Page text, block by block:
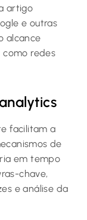
artigo
e outras
alcance
como redes
facilitam a
de
em tempo
chave,
e análise da